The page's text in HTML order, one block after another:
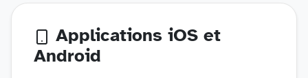
Applications iOS et
Android